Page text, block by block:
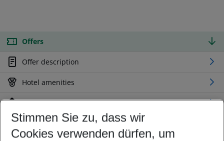
Offers
Offer description
Hotel amenities
Location
Customize your offer
Stimmen Sie zu, dass wir
Cookies verwenden dürfen, um